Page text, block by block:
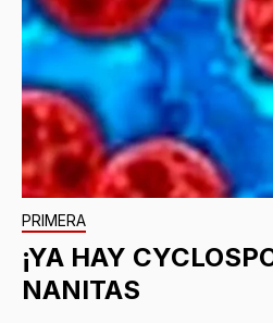
PRIMERA
¡YA HAY
NANITAS